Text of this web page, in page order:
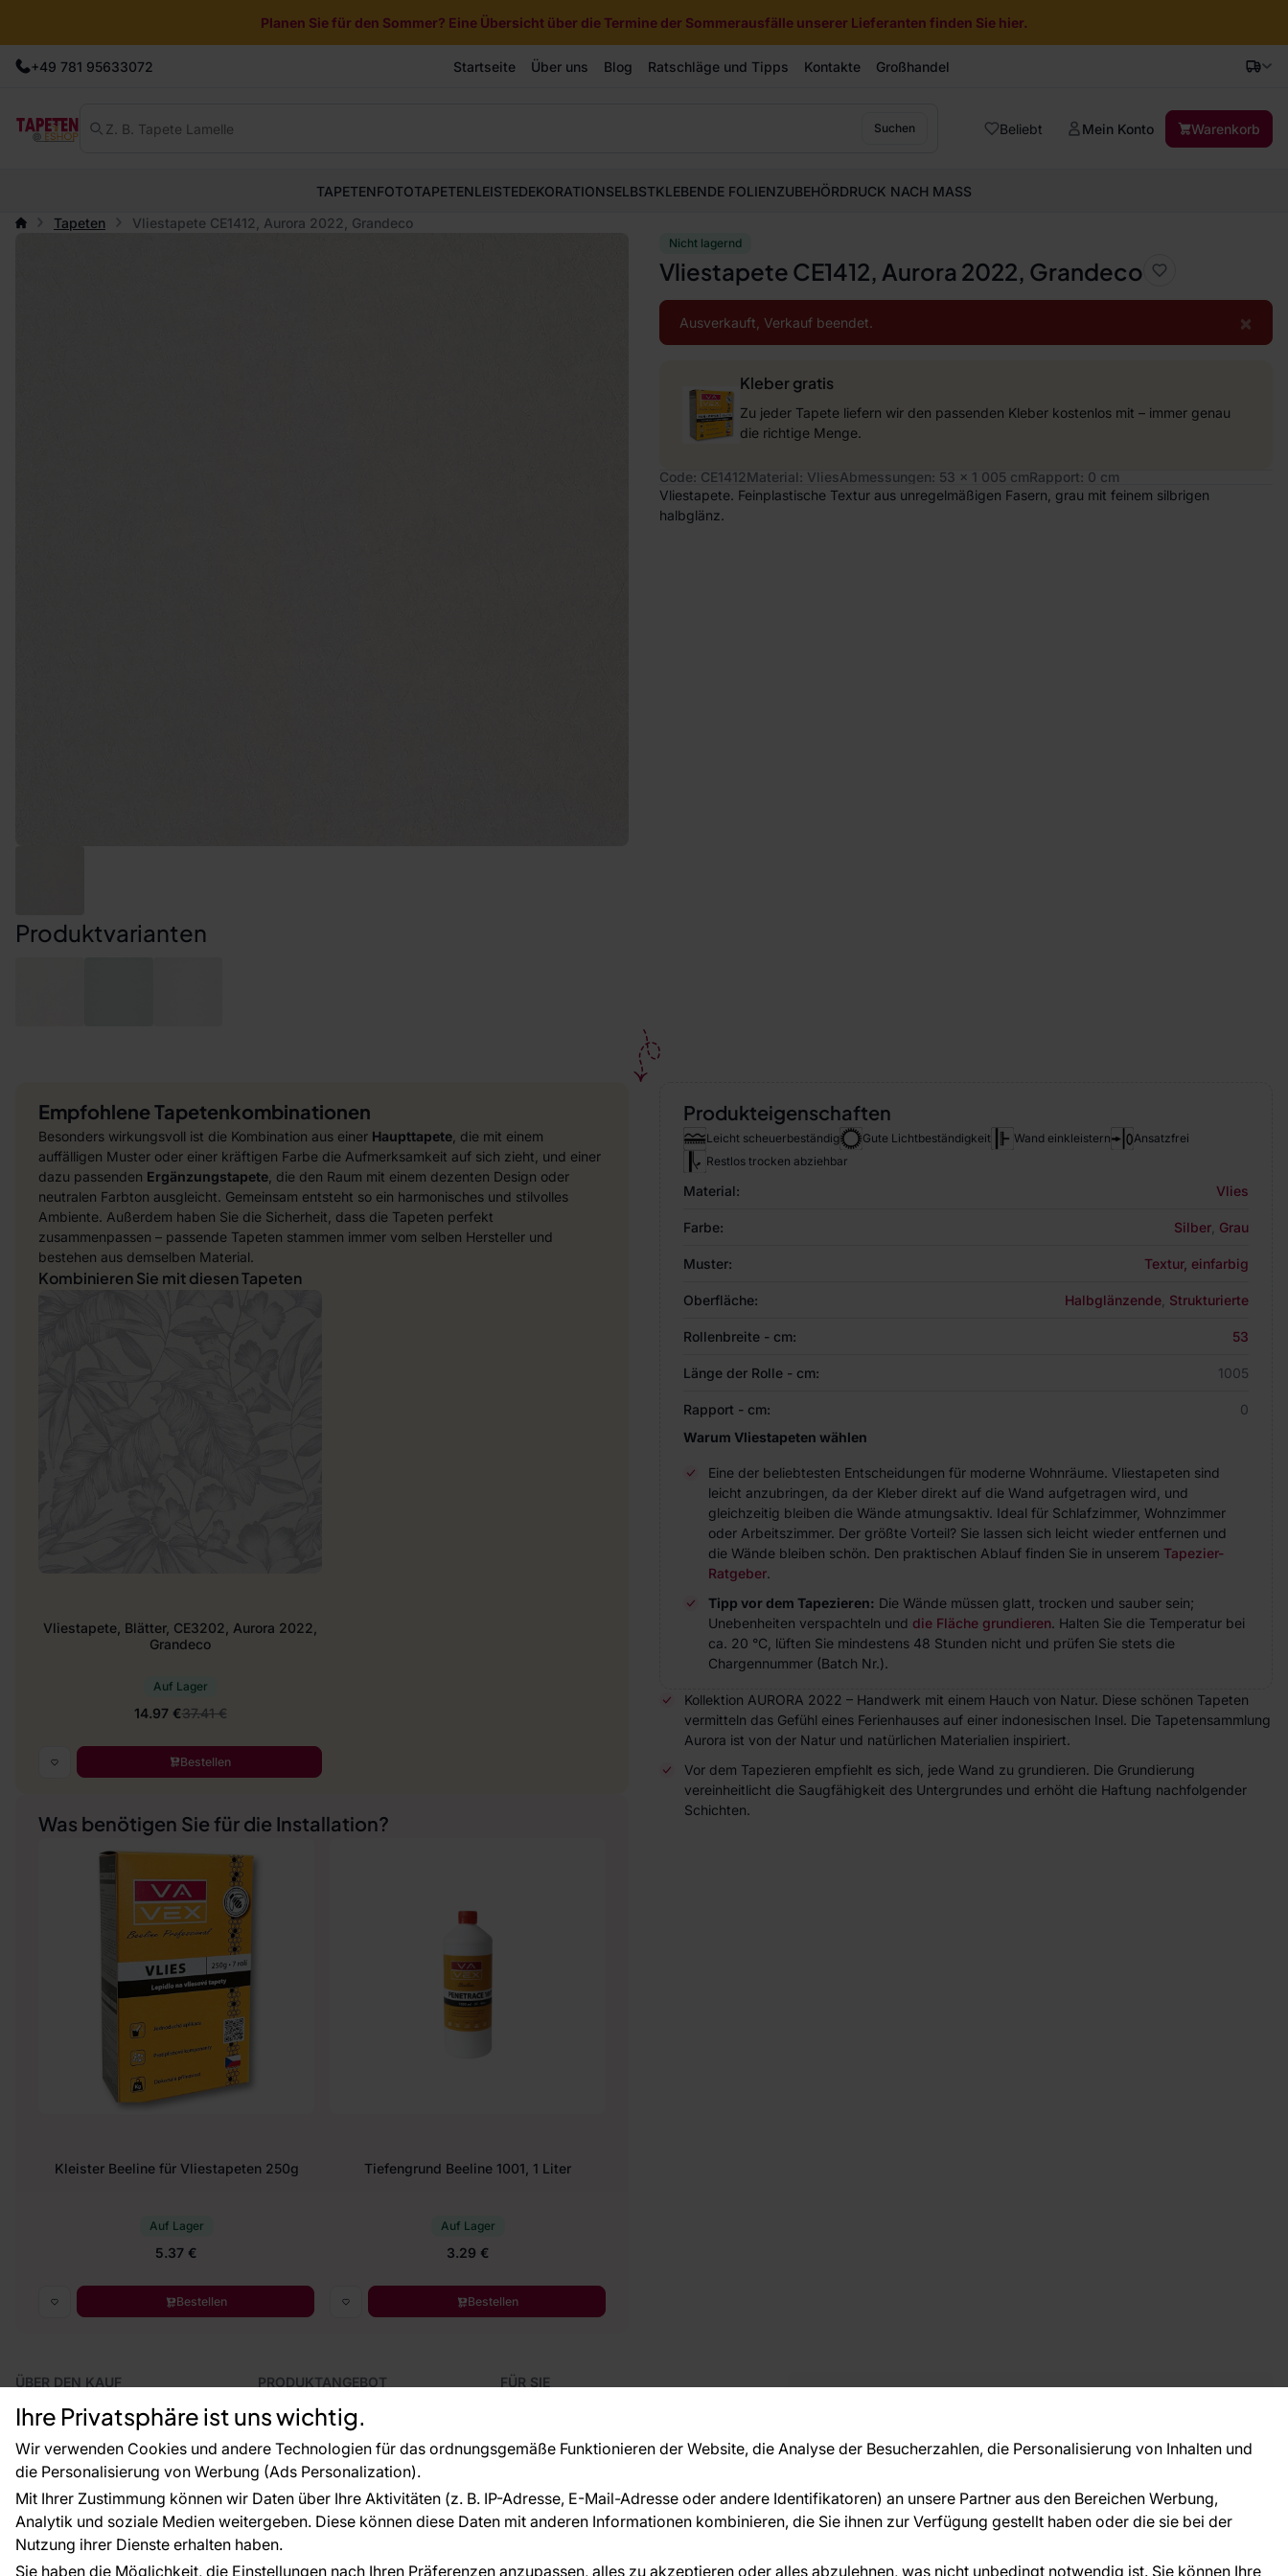
Ihre Privatsphäre ist uns wichtig.
Wir verwenden Cookies und andere Technologien für das ordnungsgemäße Funktionieren der Website, die Analyse der Besucherzahlen, die Personalisierung von Inhalten und
die Personalisierung von Werbung (Ads Personalization).
Mit Ihrer Zustimmung können wir Daten über Ihre Aktivitäten (z. B. IP-Adresse, E-Mail-Adresse oder andere Identifikatoren) an unsere Partner aus den Bereichen Werbung,
Analytik und soziale Medien weitergeben. Diese können diese Daten mit anderen Informationen kombinieren, die Sie ihnen zur Verfügung gestellt haben oder die sie bei der
Nutzung ihrer Dienste erhalten haben.
Sie haben die Möglichkeit, die Einstellungen nach Ihren Präferenzen anzupassen, alles zu akzeptieren oder alles abzulehnen, was nicht unbedingt notwendig ist. Sie können Ihre
Planen Sie für den Sommer? Eine Übersicht über die Termine der Sommerausfälle unserer Lieferanten finden Sie hier.
+49 781 95633072 Startseite Über uns Blog Ratschläge und Tipps Kontakte Großhandel
Suchen Beliebt Mein Konto Warenkorb
TAPETENFOTOTAPETENLEISTEDEKORATIONSELBSTKLEBENDE FOLIENZUBEHÖRDRUCK NACH MASS
Tapeten
Vliestapete CE1412, Aurora 2022, Grandeco
Nicht lagernd
Vliestapete CE1412, Aurora 2022, Grandeco
×
Ausverkauft, Verkauf beendet.
Kleber gratis
Zu jeder Tapete liefern wir den passenden Kleber kostenlos mit – immer genau
die richtige Menge.
Code: CE1412Material: VliesAbmessungen: 53 x 1 005 cmRapport: 0 cm
Vliestapete. Feinplastische Textur aus unregelmäßigen Fasern, grau mit feinem silbrigen
halbglänz.
Produktvarianten
Produkteigenschaften
Leicht scheuerbeständig Gute Lichtbeständigkeit Wand einkleistern
Ansatzfrei
Restlos trocken abziehbar
Material: Vlies
Farbe: Silber Grau
Muster: Textur, einfarbig
Oberfläche: Halbglänzende Strukturierte
Rollenbreite - cm: 53
Länge der Rolle - cm: 1005
Rapport - cm:
0
Warum Vliestapeten wählen
Eine der beliebtesten Entscheidungen für moderne Wohnräume. Vliestapeten sind
leicht anzubringen, da der Kleber direkt auf die Wand aufgetragen wird, und
gleichzeitig bleiben die Wände atmungsaktiv. Ideal für Schlafzimmer, Wohnzimmer
oder Arbeitszimmer. Der größte Vorteil? Sie lassen sich leicht wieder entfernen und
die Wände bleiben schön. Den praktischen Ablauf finden Sie in unserem Tapezier-
Ratgeber.
Tipp vor dem Tapezieren: Die Wände müssen glatt, trocken und sauber sein;
Unebenheiten verspachteln und die Fläche grundieren. Halten Sie die Temperatur bei
ca. 20 °C, lüften Sie mindestens 48 Stunden nicht und prüfen Sie stets die
Chargennummer (Batch Nr.).
Kollektion AURORA 2022 – Handwerk mit einem Hauch von Natur. Diese schönen Tapeten
vermitteln das Gefühl eines Ferienhauses auf einer indonesischen Insel. Die Tapetensammlung
Aurora ist von der Natur und natürlichen Materialien inspiriert.
Vor dem Tapezieren empfiehlt es sich, jede Wand zu grundieren. Die Grundierung
vereinheitlicht die Saugfähigkeit des Untergrundes und erhöht die Haftung nachfolgender
Schichten.
Empfohlene Tapetenkombinationen
Besonders wirkungsvoll ist die Kombination aus einer Haupttapete , die mit einem
auffälligen Muster oder einer kräftigen Farbe die Aufmerksamkeit auf sich zieht, und einer
dazu passenden Ergänzungstapete , die den Raum mit einem dezenten Design oder
neutralen Farbton ausgleicht. Gemeinsam entsteht so ein harmonisches und stilvolles
Ambiente. Außerdem haben Sie die Sicherheit, dass die Tapeten perfekt
zusammenpassen – passende Tapeten stammen immer vom selben Hersteller und
bestehen aus demselben Material.
Kombinieren Sie mit diesen Tapeten
Vliestapete, Blätter, CE3202, Aurora 2022,
Grandeco
Auf Lager
14.97 €37.41 €
Bestellen
Was benötigen Sie für die Installation?
Kleister Beeline für Vliestapeten 250g
Auf Lager
5.37 €
Bestellen
Tiefengrund Beeline 1001, 1 Liter
Auf Lager
3.29 €
Bestellen
ÜBER DEN KAUF
Versand und Bezahlung
Vertragsrücktritt
Reklamationsverfahren
Rücksendung von Waren
CE-Zertifizierung
Großhandel
Raumvisualisierung
PRODUKTANGEBOT
Fototapeten
Leiste
Dekoration
Selbstklebende Folien
Zubehör
Tapetenmuster
FÜR SIE
EU-Projekte
Ratschläge und Tipps
ÜBER DAS UNTERNEHMEN
beraten Sie persönlich.
service@tapeteneshop.de